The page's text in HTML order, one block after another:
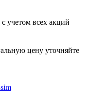
учетом всех акций
цену уточняйте